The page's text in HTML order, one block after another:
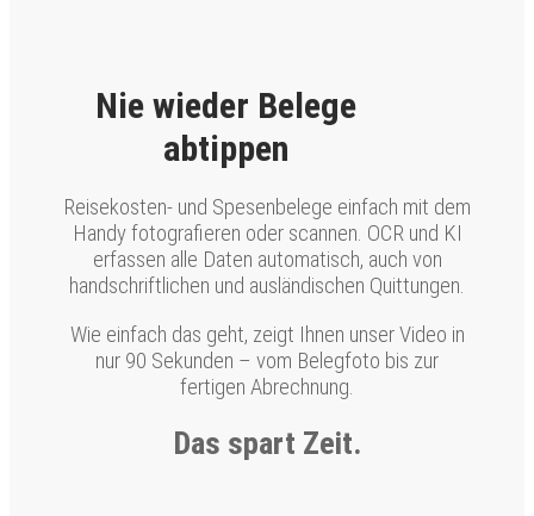
Nie wieder Belege
abtippen
Reisekosten- und Spesenbelege einfach mit dem
Handy fotografieren oder scannen. OCR und KI
erfassen alle Daten automatisch, auch von
handschriftlichen und ausländischen Quittungen.
Wie einfach das geht, zeigt Ihnen unser Video in
nur 90 Sekunden – vom Belegfoto bis zur
fertigen Abrechnung.
Das spart Zeit.